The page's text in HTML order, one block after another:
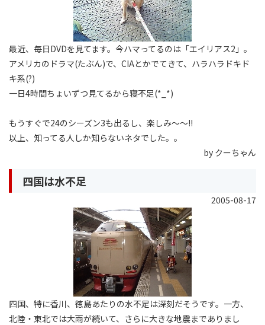
最近、毎日DVDを見てます。今ハマってるのは「エイリアス2」。
アメリカのドラマ(たぶん)で、CIAとかでてきて、ハラハラドキド
キ系(?)
一日4時間ちょいずつ見てるから寝不足(*_*)
もうすぐで24のシーズン3も出るし、楽しみ〜〜!!
以上、知ってる人しか知らないネタでした。。
by クーちゃん
四国は水不足
2005-08-17
四国、特に香川、徳島あたりの水不足は深刻だそうです。一方、
北陸・東北では大雨が続いて、さらに大きな地震までありまし